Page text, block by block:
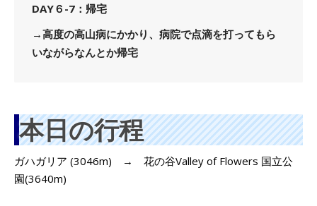
DAY６-7：帰宅
→高度の高山病にかかり、病院で点滴を打ってもら
いながらなんとか帰宅
本日の行程
ガハガリア (3046m) → 花の谷Valley of Flowers 国立公
園(3640m)